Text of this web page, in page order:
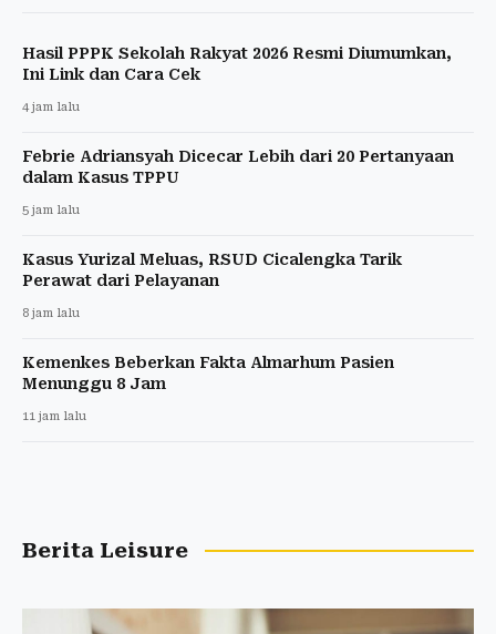
Hasil PPPK Sekolah Rakyat 2026 Resmi Diumumkan,
Ini Link dan Cara Cek
4 jam lalu
Febrie Adriansyah Dicecar Lebih dari 20 Pertanyaan
dalam Kasus TPPU
5 jam lalu
Kasus Yurizal Meluas, RSUD Cicalengka Tarik
Perawat dari Pelayanan
8 jam lalu
Kemenkes Beberkan Fakta Almarhum Pasien
Menunggu 8 Jam
11 jam lalu
Berita Leisure